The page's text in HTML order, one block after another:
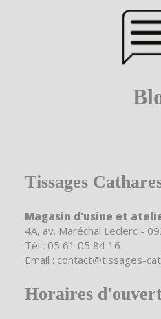
Tissages
Magasin d'usine et
4A, av. Maréchal Leclerc -
Tél : 05 61 05 84 16
Email : contact@tissages-
Horaires